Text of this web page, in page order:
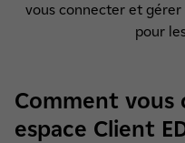
vous connecter et gérer
pour
Comment
espace Client